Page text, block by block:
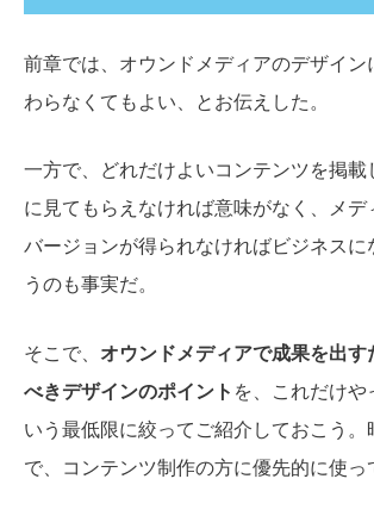
前章では、オウンドメディアのデザイン
わらなくてもよい、とお伝えした。
一方で、どれだけよいコンテンツを掲載
に見てもらえなければ意味がなく、メデ
バージョンが得られなければビジネスに
うのも事実だ。
そこで、 オウンドメディアで成果を出す
べきデザインのポイント を、これだけや
いう最低限に絞ってご紹介しておこう。
で、コンテンツ制作の方に優先的に使っ